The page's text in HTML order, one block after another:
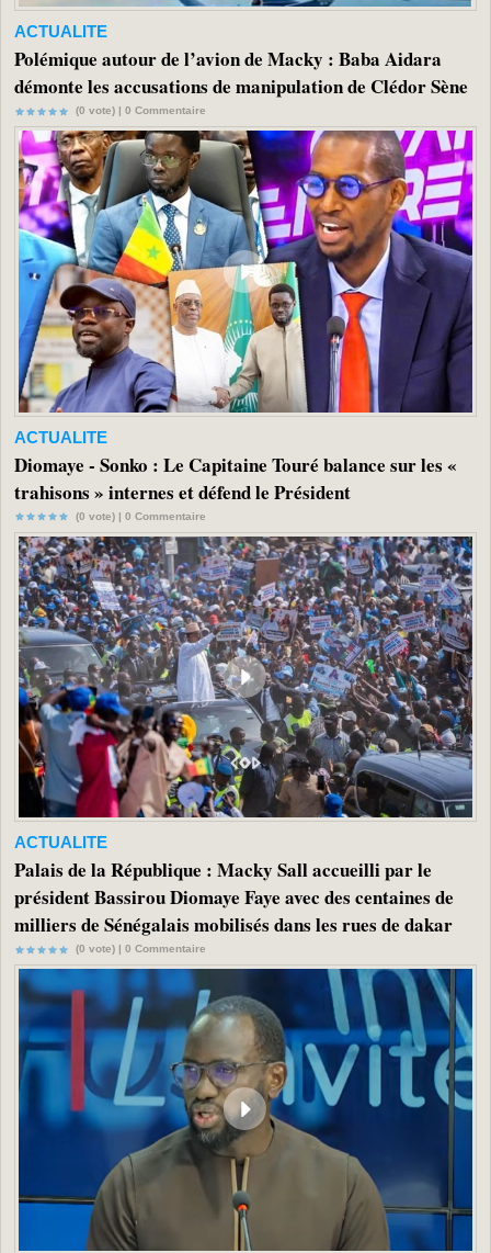
ACTUALITE
Polémique autour de l’avion de Macky : Baba Aidara
démonte les accusations de manipulation de Clédor Sène
(0 vote) | 0 Commentaire
ACTUALITE
Diomaye - Sonko : Le Capitaine Touré balance sur les «
trahisons » internes et défend le Président
(0 vote) | 0 Commentaire
ACTUALITE
Palais de la République : Macky Sall accueilli par le
président Bassirou Diomaye Faye avec des centaines de
milliers de Sénégalais mobilisés dans les rues de dakar
(0 vote) | 0 Commentaire